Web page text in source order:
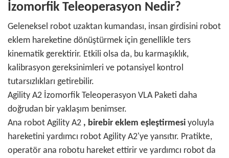
İzomorfik Teleoperasyon Nedir?
Geleneksel robot uzaktan kumandası, insan girdisini robot
eklem hareketine dönüştürmek için genellikle ters
kinematik gerektirir. Etkili olsa da, bu karmaşıklık,
kalibrasyon gereksinimleri ve potansiyel kontrol
tutarsızlıkları getirebilir.
Agility A2 İzomorfik Teleoperasyon VLA Paketi daha
doğrudan bir yaklaşım benimser.
Ana robot Agility A2 , birebir eklem eşleştirmesi yoluyla
hareketini yardımcı robot Agility A2'ye yansıtır. Pratikte,
operatör ana robotu hareket ettirir ve yardımcı robot da